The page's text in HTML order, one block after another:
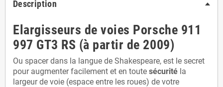
Description
Elargisseurs de voies Porsche 911
997 GT3 RS (à partir de 2009)
Ou spacer dans la langue de Shakespeare, est le secret
pour augmenter facilement et en toute sécurité la
largeur de voie (espace entre les roues) de votre